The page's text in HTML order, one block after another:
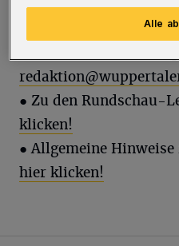
ThomasLettner
● Zu den Rundschau-
klicken!
● Allgemeine
hier klicken!
Alle